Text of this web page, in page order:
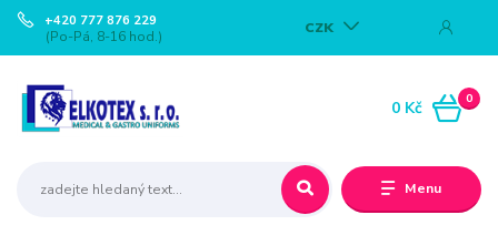
Menu
CZK
+420 777 876 229
(Po-Pá, 8-16 hod.)
0
0 Kč